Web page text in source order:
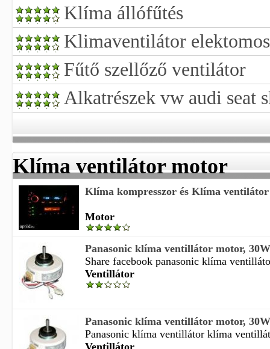
Klíma állófűtés
Klimaventilátor
Fűtő szellőző ventilátor
Alkatrészek vw audi seat
Klíma ventilátor motor
Klíma kompresszor és Klíma
Motor
Panasonic klíma ventillátor motor, 30W
Share facebook panasonic klíma
Ventillátor
Panasonic klíma ventillátor motor, 30W
Panasonic klíma ventillátor klíma
Ventillátor